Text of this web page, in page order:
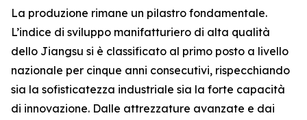
La produzione rimane un pilastro fondamentale.
L’indice di sviluppo manifatturiero di alta qualità
dello Jiangsu si è classificato al primo posto a livello
nazionale per cinque anni consecutivi, rispecchiando
sia la sofisticatezza industriale sia la forte capacità
di innovazione. Dalle attrezzature avanzate e dai